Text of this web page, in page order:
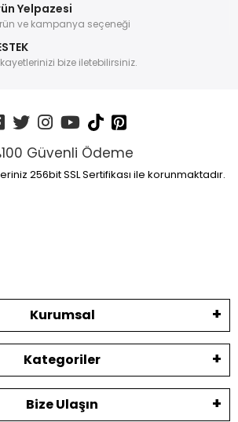
Yelpazesi
ve kampanya seçeneği
bize iletebilirsiniz.
Güvenli Ödeme
256bit SSL Sertifikası ile korunmaktadır.
Kurumsal
Kategoriler
Bize Ulaşın